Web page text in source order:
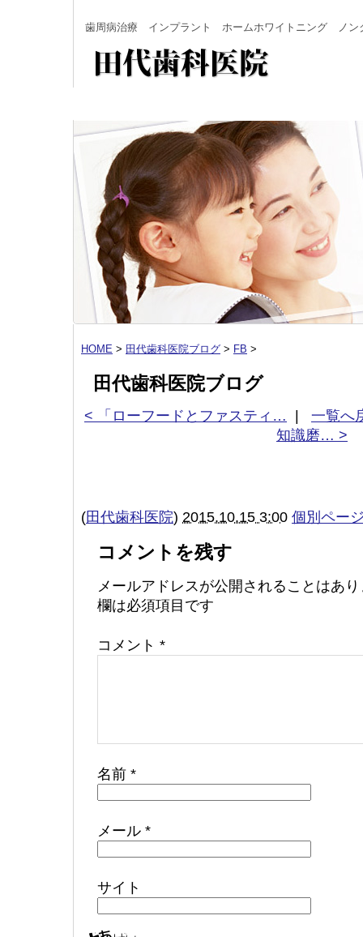
歯周病治療 インプラント ホームホワイトニング ノ
HOME > 田代歯科医院ブログ > FB >
田代歯科医院ブログ
< 「ローフードとファスティ… | 一覧へ
知識磨… >
(田代歯科医院) 2015.10.15 3:00 個別ペー
コメントを残す
メールアドレスが公開されることはあ
欄は必須項目です
コメント *
名前 *
メール *
サイト